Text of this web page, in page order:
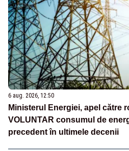
6 aug. 2026, 12:50
Ministerul Energiei, apel către
VOLUNTAR consumul de
precedent în ultimele decenii